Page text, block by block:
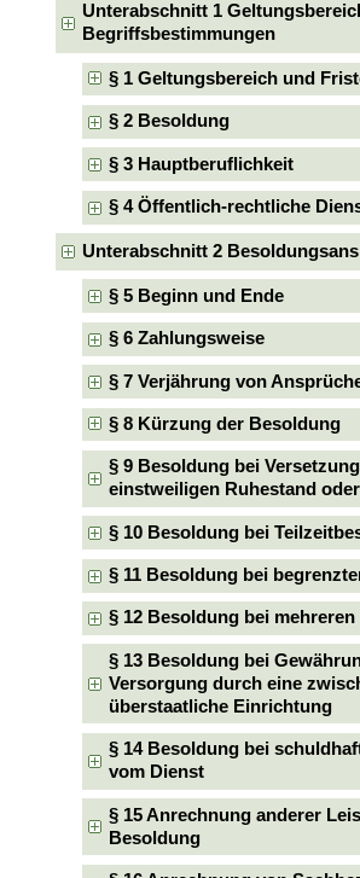
Unterabschnitt 1
Begriffsbestimmungen
§ 1 Geltungsbereich und
§ 2 Besoldung
§ 3 Hauptberuflichkeit
§ 4 Öffentlich-rechtliche
Unterabschnitt 2
§ 5 Beginn und Ende
§ 6 Zahlungsweise
§ 7 Verjährung von
§ 8 Kürzung der Besoldung
§ 9 Besoldung bei
einstweiligen Ruhestand
§ 10 Besoldung bei
§ 11 Besoldung bei
§ 12 Besoldung bei
§ 13 Besoldung bei
Versorgung durch eine
überstaatliche Einrichtung
§ 14 Besoldung bei
vom Dienst
§ 15 Anrechnung anderer
Besoldung